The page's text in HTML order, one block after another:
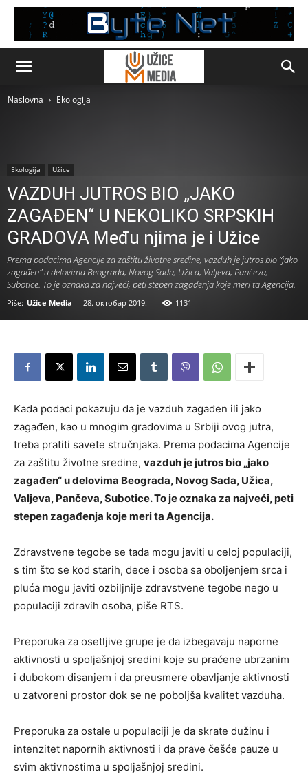
Naslovna Ekologija
Ekologija Užice
VAZDUH JUTROS BIO „JAKO
ZAGAĐEN“ U NEKOLIKO SRPSKIH
GRADOVA Među njima je i Užice
Prema podacima Agencije za zaštitu životne sredine, vazduh je jutros bio “jako
zagađen” u delovima Beograda, Novog Sada, Užica, Valjeva, Pančeva,
Subotice. To je oznaka za najveći, peti stepen zagađenja koje meri ta Agencija.
Piše: Užice Media - 28. октобар 2019. 1131
Kada podaci pokazuju da je vazduh zagađen ili jako
zagađen, kao u mnogim gradovima u Srbiji ovog jutra,
treba pratiti savete stručnjaka. Prema podacima Agencije
za zaštitu životne sredine, vazduh je jutros bio „jako
zagađen“ u delovima Beograda, Novog Sada, Užica,
Valjeva, Pančeva, Subotice. To je oznaka za najveći, peti
stepen zagađenja koje meri ta Agencija.
Zdravstvene tegobe se tada mogu javiti u celoj populaciji,
s tim što se kod starih, dece i osoba sa oboljenjem srca i
pluća mogu javiti ozbiljnije zdravstvene tegobe nego u
populaciji zdravih osoba, piše RTS.
Preporuka za osetljive grupe je da izbegavaju naporne
aktivnosti u spoljašnjoj sredini koje su praćene ubrzanim
i dubokom disanjem i da preusmere obavljanje aktivnosti
u zatvoreni prostor dok se ne poboljša kvalitet vazduha.
Preporuka za ostale u populaciji je da skrate dužinu i
intenzitet napornih aktivnosti i da prave češće pauze u
svim aktivnostima u spoljašnjoj sredini.